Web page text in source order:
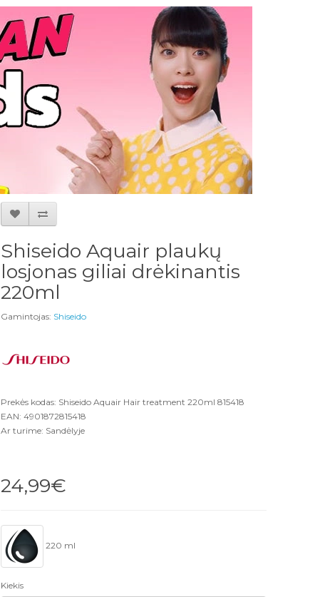
Shiseido Aquair plaukų
losjonas giliai drėkinantis
220ml
Gamintojas: Shiseido
Prekės kodas: Shiseido Aquair Hair treatment 220ml 815418
EAN: 4901872815418
Ar turime: Sandėlyje
24,99€
220 ml
Kiekis